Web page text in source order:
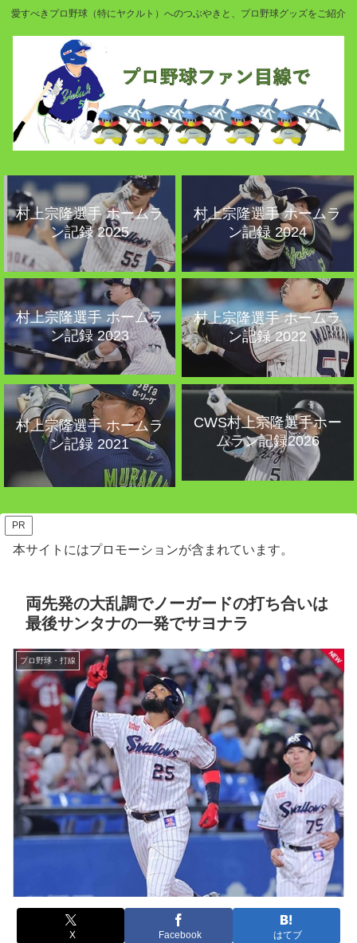
愛すべきプロ野球（特にヤクルト）へのつぶやきと、プロ野球グッズをご紹介
村上宗隆選手 ホームラ
ン記録 2025
村上宗隆選手 ホームラ
ン記録 2024
村上宗隆選手 ホームラ
ン記録 2023
村上宗隆選手 ホームラ
ン記録 2022
村上宗隆選手 ホームラ
ン記録 2021
CWS村上宗隆選手ホー
ムラン記録2026
PR
本サイトにはプロモーションが含まれています。
両先発の大乱調でノーガードの打ち合いは
最後サンタナの一発でサヨナラ
プロ野球・打線
X Facebook はてブ